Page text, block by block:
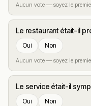
Aucun vote — soyez le
Le restaurant était-il
Oui Non
Aucun vote — soyez le
Le service était-il
Oui Non